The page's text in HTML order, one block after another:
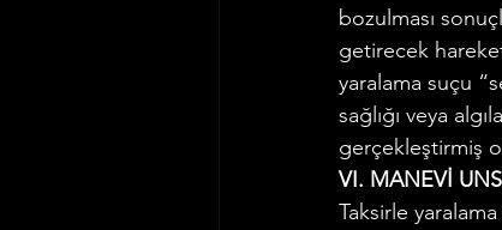
bozulması
getirecek
yaralama suçu
sağlığı veya
gerçekleştirmiş
VI. MANEVİ
Taksirle